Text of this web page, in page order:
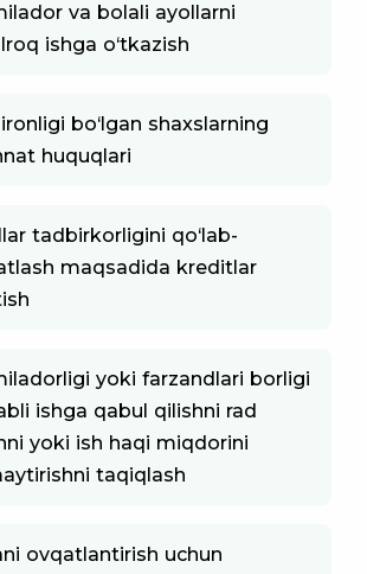
va bolali ayollarni
ishga o‘tkazish
bo‘lgan shaxslarning
huquqlari
tadbirkorligini qo‘lab-
maqsadida kreditlar
yoki farzandlari borligi
ishga qabul qilishni rad
yoki ish haqi miqdorini
taqiqlash
ovqatlantirish uchun